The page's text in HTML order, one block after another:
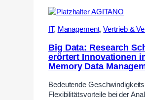
IT, Management,Vertrieb &
Big Data: Research
erörtert Innovationen
Memory Data
Bedeutende
Flexibilitätsvorteile bei der